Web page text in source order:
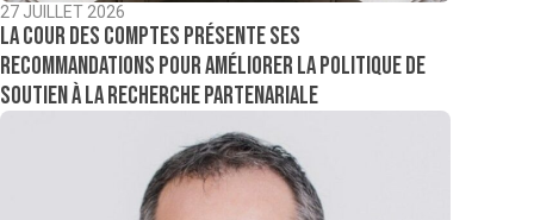
27 JUILLET 2026
La Cour des comptes présente ses
recommandations pour améliorer la politique de
soutien à la recherche partenariale